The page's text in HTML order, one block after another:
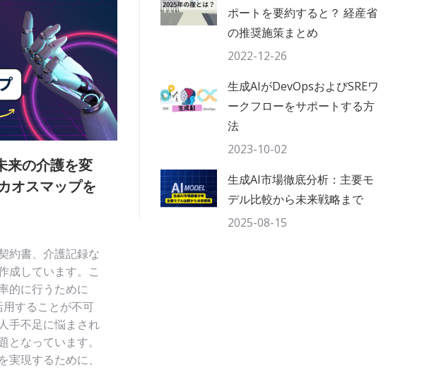
来の介護を変
オスマップを
約書、介護記録な
成しています。こ
的に行うために
用することが不可
手不足に悩まされ
となっています。
実現するために、
ポートを要約すると？ 経産省
の推奨施策まとめ
2022-12-26
生成AIがDevOpsおよびSREワ
ークフローをサポートする方
法
2023-10-02
生成AI市場徹底分析：主要モ
デル比較から未来戦略まで
2025-08-15